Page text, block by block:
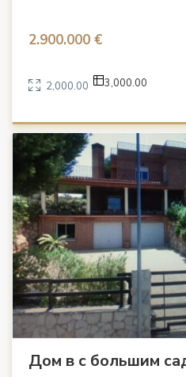
2.900.000 €
2,000.00 3,000.00
Дом в с большим